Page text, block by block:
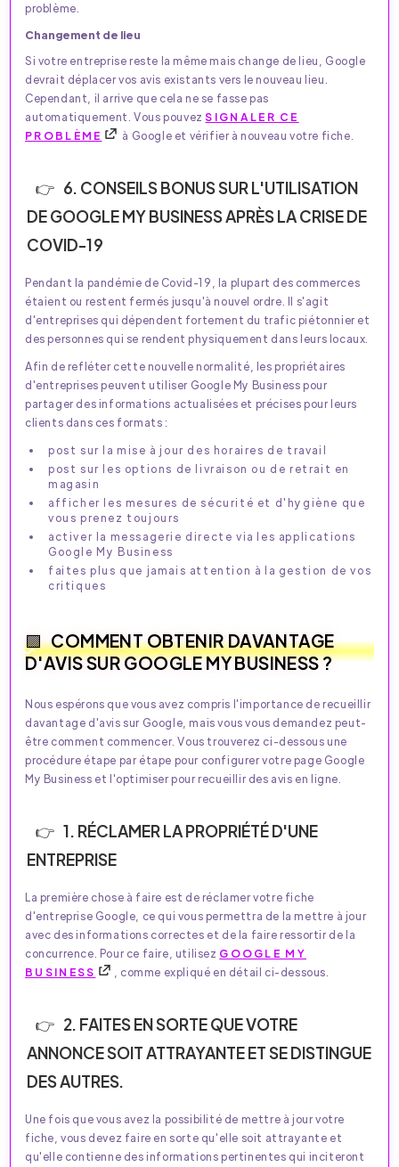
problème.
Changement de lieu
Si votre entreprise reste la même mais change de lieu, Google
devrait déplacer vos avis existants vers le nouveau lieu.
Cependant, il arrive que cela ne se fasse pas
automatiquement. Vous pouvezSIGNALER CE
PROBLÈME
à Google et vérifier à nouveau votre fiche.
6. CONSEILS BONUS SUR L'UTILISATION
DE GOOGLE MY BUSINESS APRÈS LA CRISE DE
COVID-19
Pendant la pandémie de Covid-19, la plupart des commerces
étaient ou restent fermés jusqu'à nouvel ordre. Il s'agit
d'entreprises qui dépendent fortement du trafic piétonnier et
des personnes qui se rendent physiquement dans leurs locaux.
Afin de refléter cette nouvelle normalité, les propriétaires
d'entreprises peuvent utiliser Google My Business pour
partager des informations actualisées et précises pour leurs
clients dans ces formats :
post sur la mise à jour des horaires de travail
post sur les options de livraison ou de retrait en
magasin
afficher les mesures de sécurité et d'hygiène que
vous prenez toujours
activer la messagerie directe via les applications
Google My Business
faites plus que jamais attention à la gestion de vos
critiques
COMMENT OBTENIR DAVANTAGE
D'AVIS SUR GOOGLE MY BUSINESS ?
Nous espérons que vous avez compris l'importance de recueillir
davantage d'avis sur Google, mais vous vous demandez peut-
être comment commencer. Vous trouverez ci-dessous une
procédure étape par étape pour configurer votre page Google
My Business et l'optimiser pour recueillir des avis en ligne.
1. RÉCLAMER LA PROPRIÉTÉ D'UNE
ENTREPRISE
La première chose à faire est de réclamer votre fiche
d'entreprise Google, ce qui vous permettra de la mettre à jour
avec des informations correctes et de la faire ressortir de la
concurrence. Pour ce faire, utilisez GOOGLE MY
BUSINESS
, comme expliqué en détail ci-dessous.
2. FAITES EN SORTE QUE VOTRE
ANNONCE SOIT ATTRAYANTE ET SE DISTINGUE
DES AUTRES.
Une fois que vous avez la possibilité de mettre à jour votre
fiche, vous devez faire en sorte qu'elle soit attrayante et
qu'elle contienne des informations pertinentes qui inciteront